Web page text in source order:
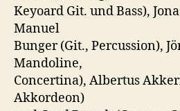
Keyoard Git. und Bass),
Manuel
Bunger (Git., Percussion),
Mandoline,
Concertina), Albertus
Akkordeon)